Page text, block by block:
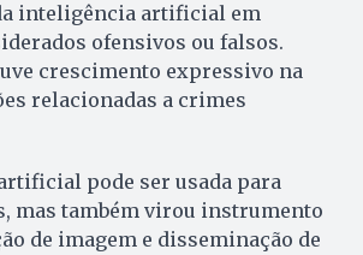
inteligência artificial em
ofensivos ou falsos.
crescimento expressivo na
relacionadas a crimes
pode ser usada para
mas também virou instrumento
de imagem e disseminação de